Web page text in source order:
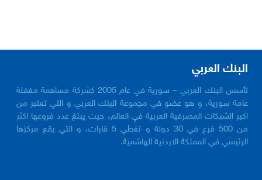
البنك العربي
تأسس البنك العربي – سورية في عام 2005 كشركة مساهمة مغفلة
عامة سورية، و هو عضو في مجموعة البنك العربي و التي تعتبر من
اكبر الشبكات المصرفية العربية في العالم، حيث يبلغ عدد فروعها اكثر
من 500 فرع في 30 دولة و تغطي 5 قارات، و التي يقع مركزها
الرئيسي في المملكة الاردنية الهاشمية.